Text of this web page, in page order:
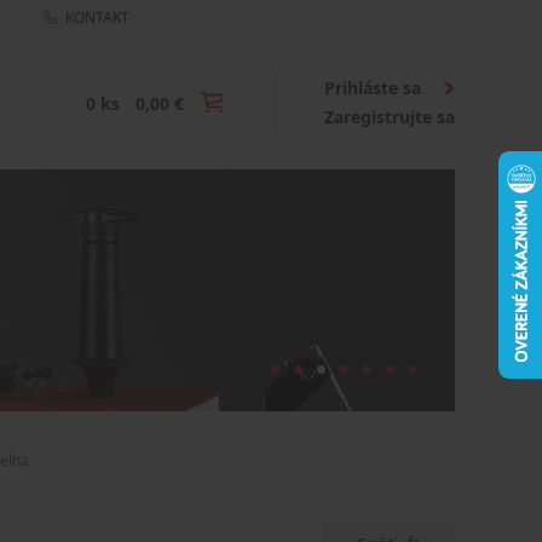
KONTAKT
0 ks 0,00 €
Prihláste sa
Zaregistrujte sa